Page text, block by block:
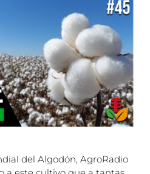
del Algodón, AgroRadio